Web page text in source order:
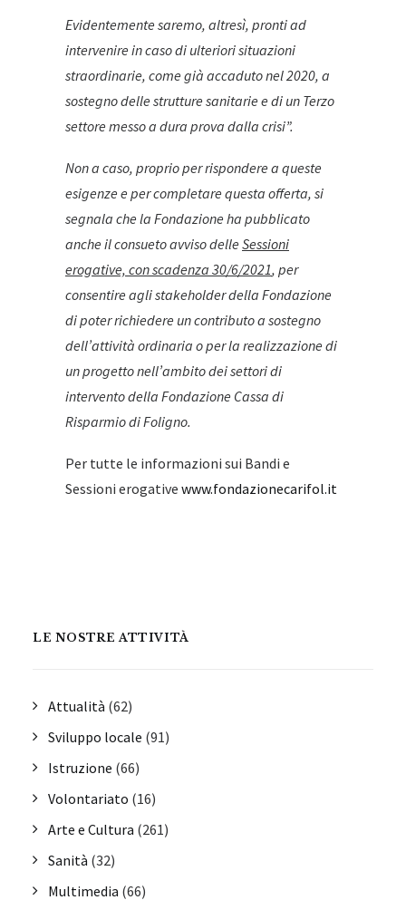
Evidentemente saremo, altresì, pronti ad
intervenire in caso di ulteriori situazioni
straordinarie, come già accaduto nel 2020, a
sostegno delle strutture sanitarie e di un Terzo
settore messo a dura prova dalla crisi”.
Non a caso, proprio per rispondere a queste
esigenze e per completare questa offerta, si
segnala che la Fondazione ha pubblicato
anche il consueto avviso delle Sessioni
erogative, con scadenza 30/6/2021, per
consentire agli stakeholder della Fondazione
di poter richiedere un contributo a sostegno
dell’attività ordinaria o per la realizzazione di
un progetto nell’ambito dei settori di
intervento della Fondazione Cassa di
Risparmio di Foligno.
Per tutte le informazioni sui Bandi e
Sessioni erogative www.fondazionecarifol.it
LE NOSTRE ATTIVITÀ
Attualità (62)
Sviluppo locale (91)
Istruzione (66)
Volontariato (16)
Arte e Cultura (261)
Sanità (32)
Multimedia (66)